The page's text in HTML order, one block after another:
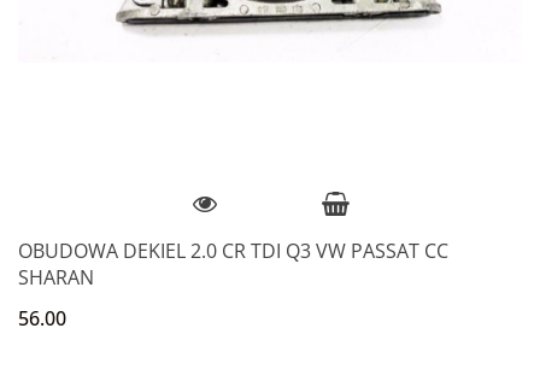
OBUDOWA DEKIEL 2.0 CR TDI Q3 VW PASSAT CC
SHARAN
56.00